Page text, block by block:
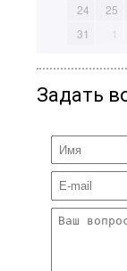
24
25
31
1
Задать